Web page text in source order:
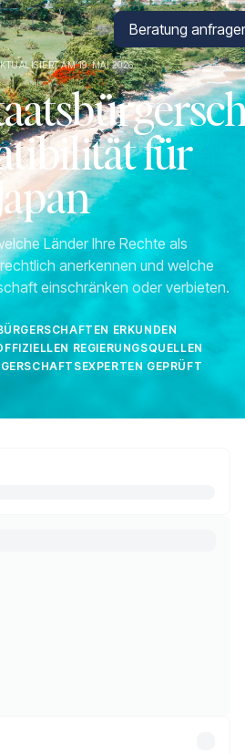
Beratung
AM 19. MAI 2026
für
Länder Ihre Rechte als
anerkennen und welche
einschränken oder verbieten.
ERKUNDEN
REGIERUNGSQUELLEN
GEPRÜFT